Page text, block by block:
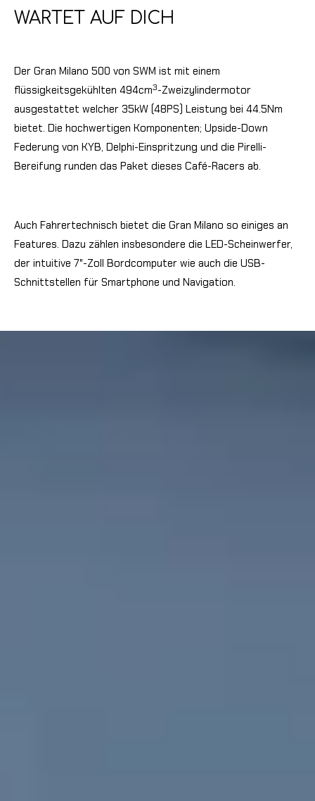
WARTET AUF DICH
Der Gran Milano 500 von SWM ist mit einem
flüssigkeitsgekühlten 494cm3-Zweizylindermotor
ausgestattet welcher 35kW (48PS) Leistung bei 44.5Nm
bietet. Die hochwertigen Komponenten; Upside-Down
Federung von KYB, Delphi-Einspritzung und die Pirelli-
Bereifung runden das Paket dieses Café-Racers ab.
Auch Fahrertechnisch bietet die Gran Milano so einiges an
Features. Dazu zählen insbesondere die LED-Scheinwerfer,
der intuitive 7"-Zoll Bordcomputer wie auch die USB-
Schnittstellen für Smartphone und Navigation.